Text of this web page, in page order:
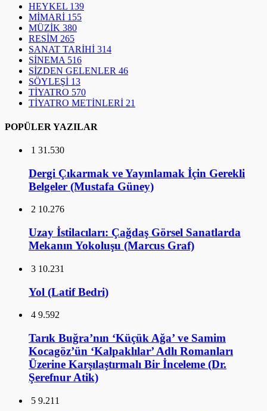
HEYKEL 139
MİMARİ 155
MÜZİK 380
RESİM 265
SANAT TARİHİ 314
SİNEMA 516
SİZDEN GELENLER 46
SÖYLEŞİ 13
TİYATRO 570
TİYATRO METİNLERİ 21
POPÜLER YAZILAR
1 31.530
Dergi Çıkarmak ve Yayınlamak İçin Gerekli
Belgeler (Mustafa Güney)
2 10.276
Uzay İstilacıları: Çağdaş Görsel Sanatlarda
Mekanın Yokoluşu (Marcus Graf)
3 10.231
Yol (Latif Bedri)
4 9.592
Tarık Buğra’nın ‘Küçük Ağa’ ve Samim
Kocagöz’ün ‘Kalpaklılar’ Adlı Romanları
Üzerine Karşılaştırmalı Bir İnceleme (Dr.
Şerefnur Atik)
5 9.211